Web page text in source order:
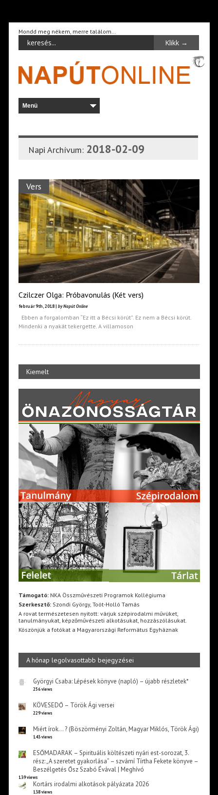
Mondd meg nékem, merre találom…
Napi Archívum: 2018-02-09
Vers
Czilczer Olga: Próbavonulás (Két vers)
február 9th, 2018 | by Napút Online
Ebben a forgalomban “Ez itt a Bécsi körút”. Ez nem a Bécsi körút.
Mindenki a nyakát tekergette. A villamoson
Kiemelt
Támogató:NKA Összművészeti Programok Kollégiuma
Szerkesztő:Szondi György, Toót-Holló Tamás
A rovat természetesen nyitott: várjuk szépirodalmi művüket,
tanulmányukat, képzőművészeti alkotásukat, hozzászólásukat.
Köszönjük a fotókat a Magyarországi Református Egyháznak
A hónap legolvasottabb bejegyzései
Györgyi Csaba: Lépések könyve (napló) – újabb részletek*
256 views
KÖVESEDŐ – Török Ági versei
229 views
Miért írok… ? (Böszörményi Zoltán, Magyar Miklós, Török Ági)
143 views
ESŐMADARAK – Spirituális költészeti nyári est-sorozat, 3.
rész: „A szeretet gyakorlása” – szvámí Tírtha Fekete könyve –
Beszélgetés Ősz Szabó Évával | Meghívó
139 views
Kortárs irodalmi alkotások pályázata 2026
138 views